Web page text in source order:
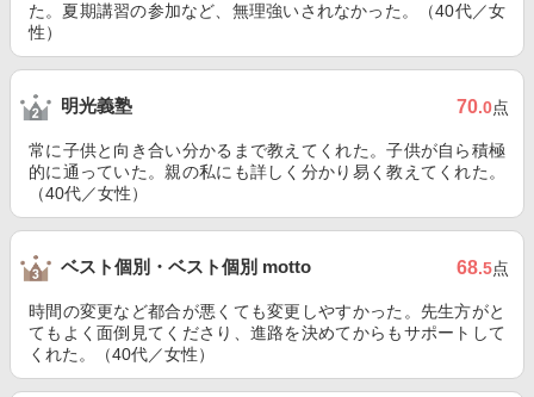
た。夏期講習の参加など、無理強いされなかった。（40代／女
性）
明光義塾 70.0点
常に子供と向き合い分かるまで教えてくれた。子供が自ら積極
的に通っていた。親の私にも詳しく分かり易く教えてくれた。
（40代／女性）
ベスト個別・ベスト個別 motto 68.5点
時間の変更など都合が悪くても変更しやすかった。先生方がと
てもよく面倒見てくださり、進路を決めてからもサポートして
くれた。（40代／女性）